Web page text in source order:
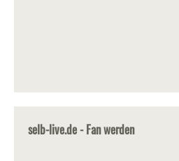
selb-live.de - Fan werden